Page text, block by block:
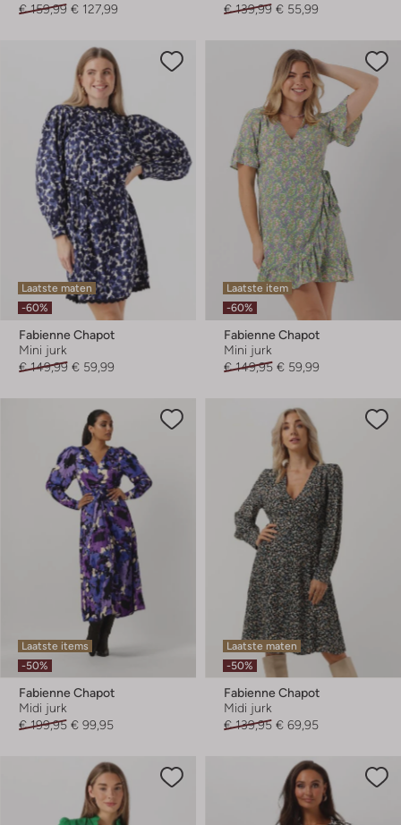
€ 159,99 € 127,99
€ 139,99 € 55,99
Laatste maten
-60%
Fabienne Chapot
Mini jurk
€ 149,99 € 59,99
Laatste item
-60%
Fabienne Chapot
Mini jurk
€ 149,95 € 59,99
Laatste items
-50%
Fabienne Chapot
Midi jurk
€ 199,95 € 99,95
Laatste maten
-50%
Fabienne Chapot
Midi jurk
€ 139,95 € 69,95